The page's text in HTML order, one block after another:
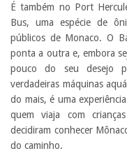
É também no Port
Bus, uma espécie de
públicos de Monaco. O
ponta a outra e, embora
pouco do seu desejo
verdadeiras máquinas
do mais, é uma
quem viaja com
decidiram conhecer
do caminho.